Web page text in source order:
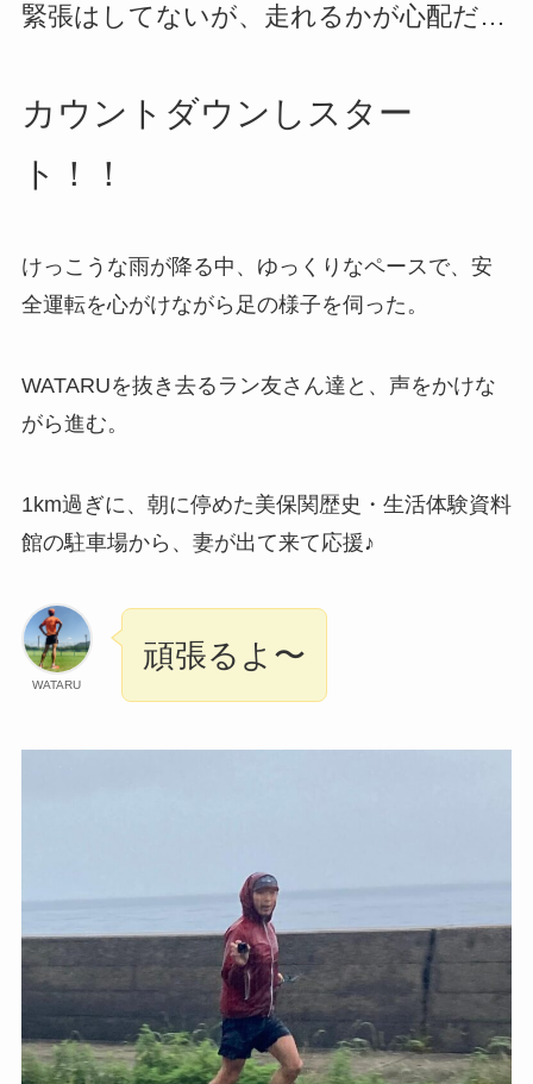
緊張はしてないが、走れるかが心配だ…
カウントダウンしスター
ト！！
けっこうな雨が降る中、ゆっくりなペースで、安
全運転を心がけながら足の様子を伺った。
WATARUを抜き去るラン友さん達と、声をかけな
がら進む。
1km過ぎに、朝に停めた美保関歴史・生活体験資料
館の駐車場から、妻が出て来て応援♪
WATARU
頑張るよ〜